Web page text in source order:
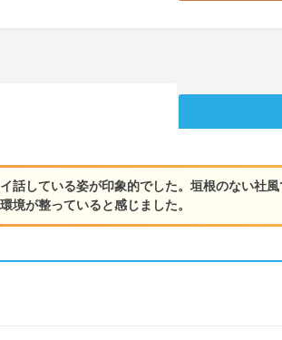
話している姿が印象的でした。垣根のない社
境が整っていると感じました。